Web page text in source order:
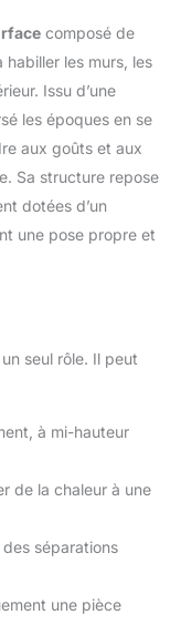
composé de
habiller les murs, les
Issu d’une
les époques en se
aux goûts et aux
Sa structure repose
dotées d’un
une pose propre et
seul rôle. Il peut
à mi-hauteur
de la chaleur à une
séparations
une pièce